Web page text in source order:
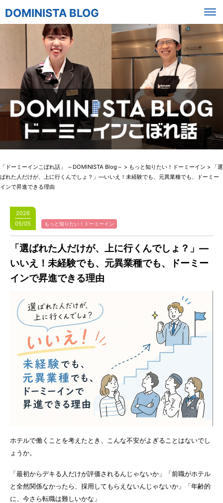
DOMINISTA BLOG
「ドーミーインこぼれ話」 ～DOMINISTA Blog～ > もっと知りたい！ドーミーイン >
「選
ばれた人だけが、上に行くんでしょ？」—いいえ！未経験でも、元異業種でも、ドーミー
インで昇進できる理由
2026
05/05
もっと知りたい！ドーミーイン
「選ばれた人だけが、上に行くんでしょ？」—
いいえ！未経験でも、元異業種でも、ドーミー
インで昇進できる理由
ホテルで働くことを考えたとき、こんな不安がよぎることはないでし
ょうか。
「最初からデキる人だけが評価されるんじゃないか」「前職がホテル
と全然関係なかったら、採用してもらえないんじゃないか」
「年齢的
に、今さら転職は難しいかな」